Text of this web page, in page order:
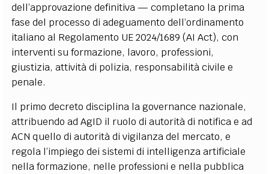
dell’approvazione definitiva — completano la prima
fase del processo di adeguamento dell’ordinamento
italiano al Regolamento UE 2024/1689 (AI Act), con
interventi su formazione, lavoro, professioni,
giustizia, attività di polizia, responsabilità civile e
penale.
Il primo decreto disciplina la governance nazionale,
attribuendo ad AgID il ruolo di autorità di notifica e ad
ACN quello di autorità di vigilanza del mercato, e
regola l’impiego dei sistemi di intelligenza artificiale
nella formazione, nelle professioni e nella pubblica